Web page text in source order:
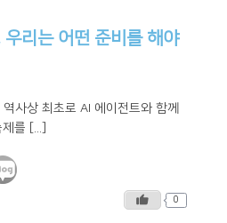
리는 어떤 준비를 해야
사상 최초로 AI 에이전트와 함께
를 [...]
0